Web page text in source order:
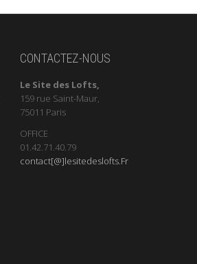
CONTACTEZ-NOUS
Le Site des Lofts,
159 rue Saint-Maur,
75011 Paris
OFFICE
01.42.71.40.79
contact[@]lesitedeslofts.Fr